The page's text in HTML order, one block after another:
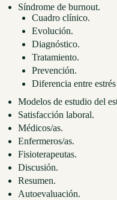
Síndrome de burnout.
Cuadro clínico.
Evolución.
Diagnóstico.
Tratamiento.
Prevención.
Diferencia entre
Modelos de estudio del
Satisfacción laboral.
Médicos/as.
Enfermeros/as.
Fisioterapeutas.
Discusión.
Resumen.
Autoevaluación.